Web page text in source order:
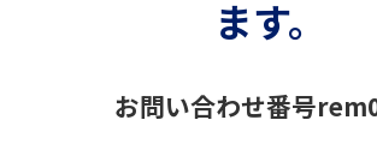
ます。
お問い合わせ番号